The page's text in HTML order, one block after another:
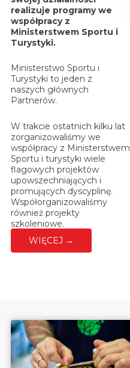
realizuje programy we
współpracy z
Ministerstwem Sportu i
Turystyki.
Ministerstwo Sportu i
Turystyki to jeden z
naszych głównych
Partnerów.
W trakcie ostatnich kilku lat
zorganizowaliśmy we
współpracy z Ministerstwem
Sportu i turystyki wiele
flagowych projektów
upowszechniających i
promujących dyscyplinę.
Współorganizowaliśmy
również projekty
szkoleniowe.
WIĘCEJ →